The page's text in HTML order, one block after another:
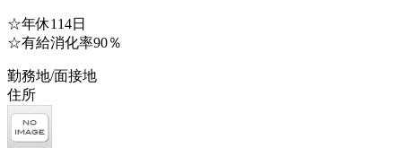
☆年休114日
☆有給消化率90％
勤務地/面接地
住所